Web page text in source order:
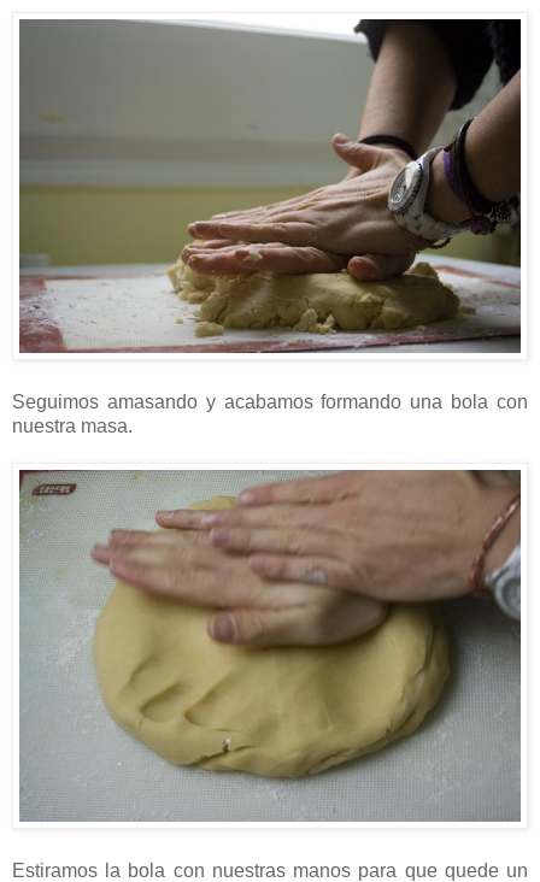
Seguimos amasando y acabamos formando una bola con
nuestra masa.
Estiramos la bola con nuestras manos para que quede un